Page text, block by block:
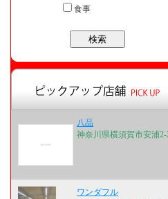
食事
八品
神奈川県横須賀市安浦2-
ワンダフル